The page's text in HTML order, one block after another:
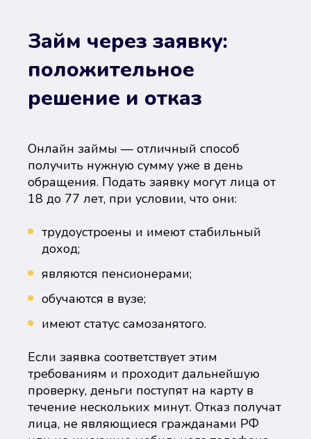
Займ через заявку:
положительное
решение и отказ
Онлайн займы — отличный способ
получить нужную сумму уже в день
обращения. Подать заявку могут лица от
18 до 77 лет, при условии, что они:
трудоустроены и имеют стабильный
доход;
являются пенсионерами;
обучаются в вузе;
имеют статус самозанятого.
Если заявка соответствует этим
требованиям и проходит дальнейшую
проверку, деньги поступят на карту в
течение нескольких минут. Отказ получат
лица, не являющиеся гражданами РФ